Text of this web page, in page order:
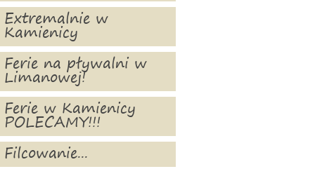
Extremalnie w
Kamienicy
Ferie na pływalni w
Limanowej!
Ferie w Kamienicy
POLECAMY!!!
Filcowanie...